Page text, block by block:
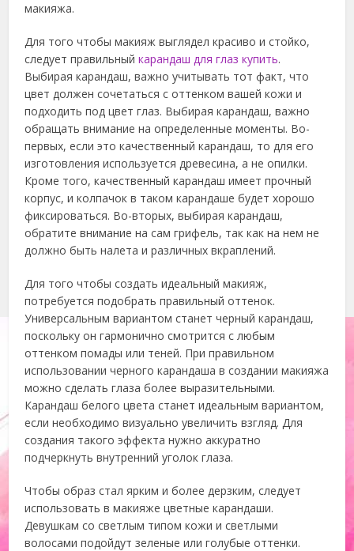
макияжа.
Для того чтобы макияж выглядел красиво и стойко,
следует правильныйкарандаш для глаз купить.
Выбирая карандаш, важно учитывать тот факт, что
цвет должен сочетаться с оттенком вашей кожи и
подходить под цвет глаз. Выбирая карандаш, важно
обращать внимание на определенные моменты. Во-
первых, если это качественный карандаш, то для его
изготовления используется древесина, а не опилки.
Кроме того, качественный карандаш имеет прочный
корпус, и колпачок в таком карандаше будет хорошо
фиксироваться. Во-вторых, выбирая карандаш,
обратите внимание на сам грифель, так как на нем не
должно быть налета и различных вкраплений.
Для того чтобы создать идеальный макияж,
потребуется подобрать правильный оттенок.
Универсальным вариантом станет черный карандаш,
поскольку он гармонично смотрится с любым
оттенком помады или теней. При правильном
использовании черного карандаша в создании макияжа
можно сделать глаза более выразительными.
Карандаш белого цвета станет идеальным вариантом,
если необходимо визуально увеличить взгляд. Для
создания такого эффекта нужно аккуратно
подчеркнуть внутренний уголок глаза.
Чтобы образ стал ярким и более дерзким, следует
использовать в макияже цветные карандаши.
Девушкам со светлым типом кожи и светлыми
волосами подойдут зеленые или голубые оттенки.